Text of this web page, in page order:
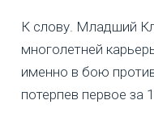
К слову. Младший
многолетней
именно в бою
потерпев первое за